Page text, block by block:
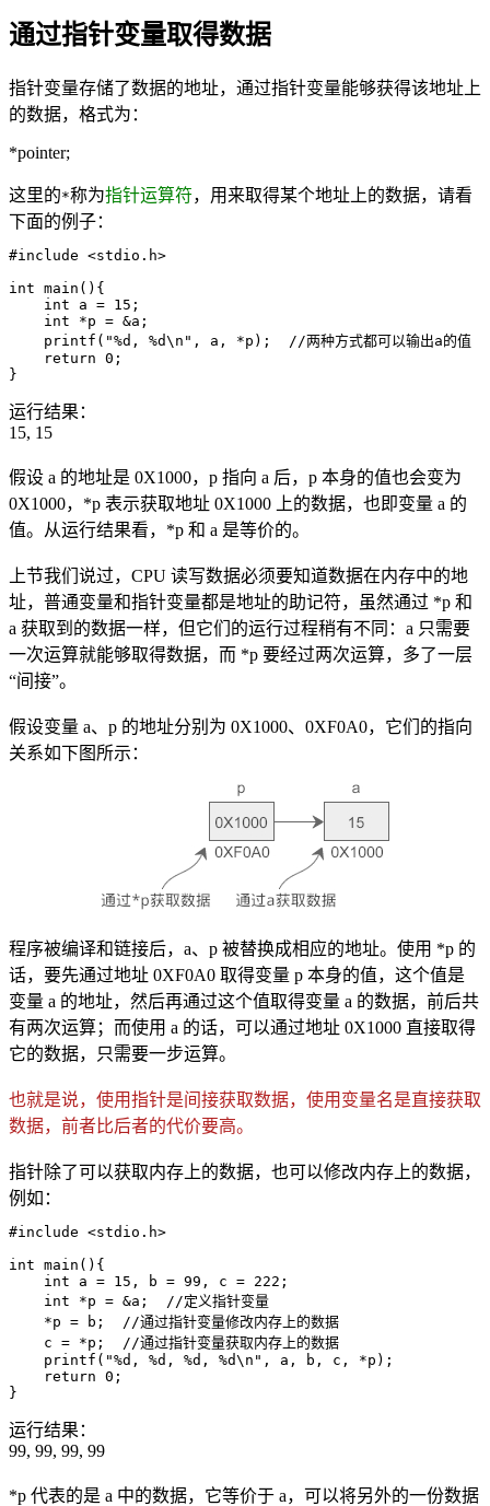
通过指针变量取得数据
指针变量存储了数据的地址，通过指针变量能够获得该地址上
的数据，格式为：
*pointer;
这里的*称为指针运算符，用来取得某个地址上的数据，请看
下面的例子：
#include <stdio.h>
int main(){
    int a = 15;
    int *p = &a;
    printf("%d, %d\n", a, *p);  //两种方式都可以输出a的值
    return 0;
}
运行结果：
15, 15
假设 a 的地址是 0X1000，p 指向 a 后，p 本身的值也会变为
0X1000，*p 表示获取地址 0X1000 上的数据，也即变量 a 的
值。从运行结果看，*p 和 a 是等价的。
上节我们说过，CPU 读写数据必须要知道数据在内存中的地
址，普通变量和指针变量都是地址的助记符，虽然通过 *p 和
a 获取到的数据一样，但它们的运行过程稍有不同：a 只需要
一次运算就能够取得数据，而 *p 要经过两次运算，多了一层
“间接”。
假设变量 a、p 的地址分别为 0X1000、0XF0A0，它们的指向
关系如下图所示：
程序被编译和链接后，a、p 被替换成相应的地址。使用 *p 的
话，要先通过地址 0XF0A0 取得变量 p 本身的值，这个值是
变量 a 的地址，然后再通过这个值取得变量 a 的数据，前后共
有两次运算；而使用 a 的话，可以通过地址 0X1000 直接取得
它的数据，只需要一步运算。
也就是说，使用指针是间接获取数据，使用变量名是直接获取
数据，前者比后者的代价要高。
指针除了可以获取内存上的数据，也可以修改内存上的数据，
例如：
#include <stdio.h>
int main(){
    int a = 15, b = 99, c = 222;
    int *p = &a;  //定义指针变量
    *p = b;  //通过指针变量修改内存上的数据
    c = *p;  //通过指针变量获取内存上的数据
    printf("%d, %d, %d, %d\n", a, b, c, *p);
    return 0;
}
运行结果：
99, 99, 99, 99
*p 代表的是 a 中的数据，它等价于 a，可以将另外的一份数据